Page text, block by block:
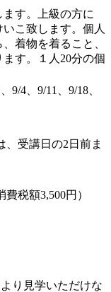
す。上級の方に
こ致します。個人
着物を着ること、
す。１人20分の個
9/4、9/11、9/18、
、受講日の2日前ま
税額3,500円）
り見学いただけな